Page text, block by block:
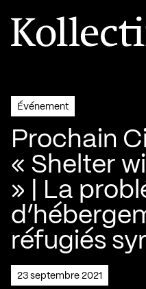
Aller à la page d'accueil
Logo Kollectif
Événement
Prochain
« Shelter
» | La
réfugiés
23 septembre 2021